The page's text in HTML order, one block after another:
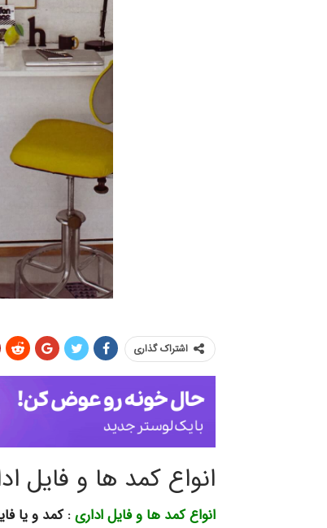
اشتراک گذاری
انواع کمد ها و فایل
انواع کمد ها و فایل اداری: کمد و یا